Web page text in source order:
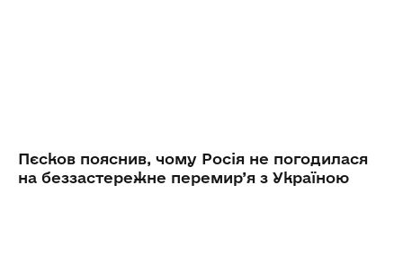
Пєсков пояснив, чому Росія не погодилася
на беззастережне перемир’я з Україною